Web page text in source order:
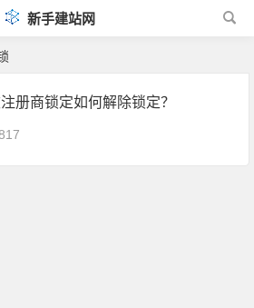
新手建站网
册商锁定如何解除锁定？